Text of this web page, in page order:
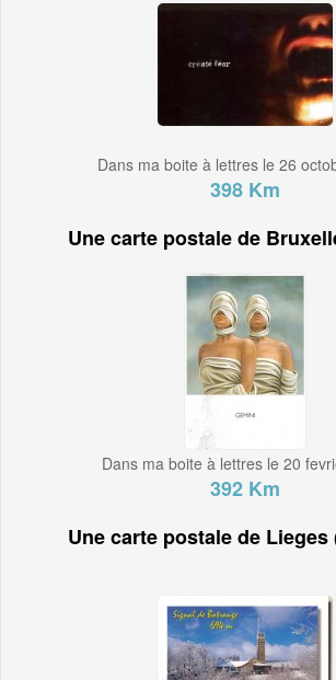
Dans ma boite à lettres le 26
398 Km
Une carte postale de
Dans ma boite à lettres le 20
392 Km
Une carte postale de Lieges